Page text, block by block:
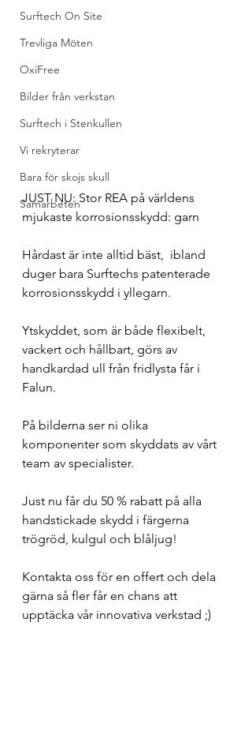
Surftech On Site
Trevliga Möten
OxiFree
Bilder från verkstan
Surftech i Stenkullen
Vi rekryterar
Bara för skojs skull
Samarbeten
JUST NU: Stor REA på världens
mjukaste korrosionsskydd: garn
Hårdast är inte alltid bäst,  ibland
duger bara Surftechs patenterade
korrosionsskydd i yllegarn.
Ytskyddet, som är både flexibelt,
vackert och hållbart, görs av
handkardad ull från fridlysta får i
Falun.
På bilderna ser ni olika
komponenter som skyddats av vårt
team av specialister.
Just nu får du 50 % rabatt på alla
handstickade skydd i färgerna
trögröd, kulgul och blåljug!
Kontakta oss för en offert och dela
gärna så fler får en chans att
upptäcka vår innovativa verkstad ;)